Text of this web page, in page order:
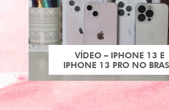
VÍDEO – IPHONE 13 E
IPHONE 13 PRO NO